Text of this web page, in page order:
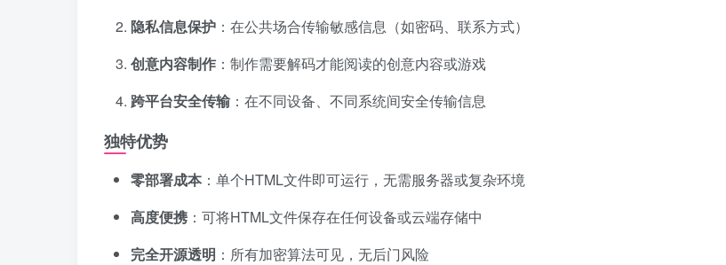
隐私信息保护 ：在公共场合传输敏感信息（如密码、联系方式）
创意内容制作 ：制作需要解码才能阅读的创意内容或游戏
跨平台安全传输 ：在不同设备、不同系统间安全传输信息
独特优势
零部署成本：单个HTML文件即可运行，无需服务器或复杂环境
高度便携 ：可将HTML文件保存在任何设备或云端存储中
完全开源透明 ：所有加密算法可见，无后门风险